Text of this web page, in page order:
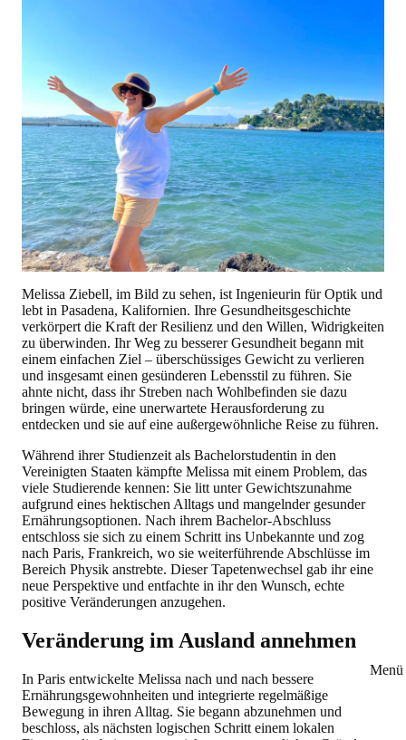
Menü
Melissa Ziebell, im Bild zu sehen, ist Ingenieurin für Optik und
lebt in Pasadena, Kalifornien. Ihre Gesundheitsgeschichte
verkörpert die Kraft der Resilienz und den Willen, Widrigkeiten
zu überwinden. Ihr Weg zu besserer Gesundheit begann mit
einem einfachen Ziel – überschüssiges Gewicht zu verlieren
und insgesamt einen gesünderen Lebensstil zu führen. Sie
ahnte nicht, dass ihr Streben nach Wohlbefinden sie dazu
bringen würde, eine unerwartete Herausforderung zu
entdecken und sie auf eine außergewöhnliche Reise zu führen.
Während ihrer Studienzeit als Bachelorstudentin in den
Vereinigten Staaten kämpfte Melissa mit einem Problem, das
viele Studierende kennen: Sie litt unter Gewichtszunahme
aufgrund eines hektischen Alltags und mangelnder gesunder
Ernährungsoptionen. Nach ihrem Bachelor-Abschluss
entschloss sie sich zu einem Schritt ins Unbekannte und zog
nach Paris, Frankreich, wo sie weiterführende Abschlüsse im
Bereich Physik anstrebte. Dieser Tapetenwechsel gab ihr eine
neue Perspektive und entfachte in ihr den Wunsch, echte
positive Veränderungen anzugehen.
Veränderung im Ausland annehmen
In Paris entwickelte Melissa nach und nach bessere
Ernährungsgewohnheiten und integrierte regelmäßige
Bewegung in ihren Alltag. Sie begann abzunehmen und
beschloss, als nächsten logischen Schritt einem lokalen